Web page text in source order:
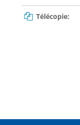
Télécopie: